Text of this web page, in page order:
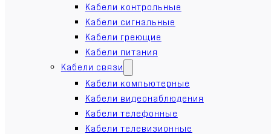
Кабели контрольные
Кабели сигнальные
Кабели греющие
Кабели питания
Кабели связи
Кабели компьютерные
Кабели видеонаблюдения
Кабели телефонные
Кабели телевизионные